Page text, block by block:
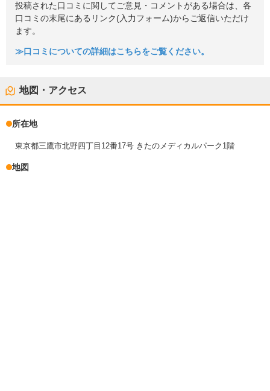
投稿された口コミに関してご意見・コメントがある場合は、各
口コミの末尾にあるリンク(入力フォーム)からご返信いただけ
ます。
≫口コミについての詳細はこちらをご覧ください。
地図・アクセス
所在地
東京都三鷹市北野四丁目12番17号 きたのメディカルパーク1階
地図